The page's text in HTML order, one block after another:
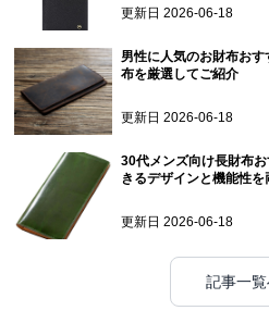
更新日2026-06-18
男性に人気のお財布お
布を厳選してご紹介
更新日2026-06-18
30代メンズ向け長財布
きるデザインと機能性を
更新日2026-06-18
記事一